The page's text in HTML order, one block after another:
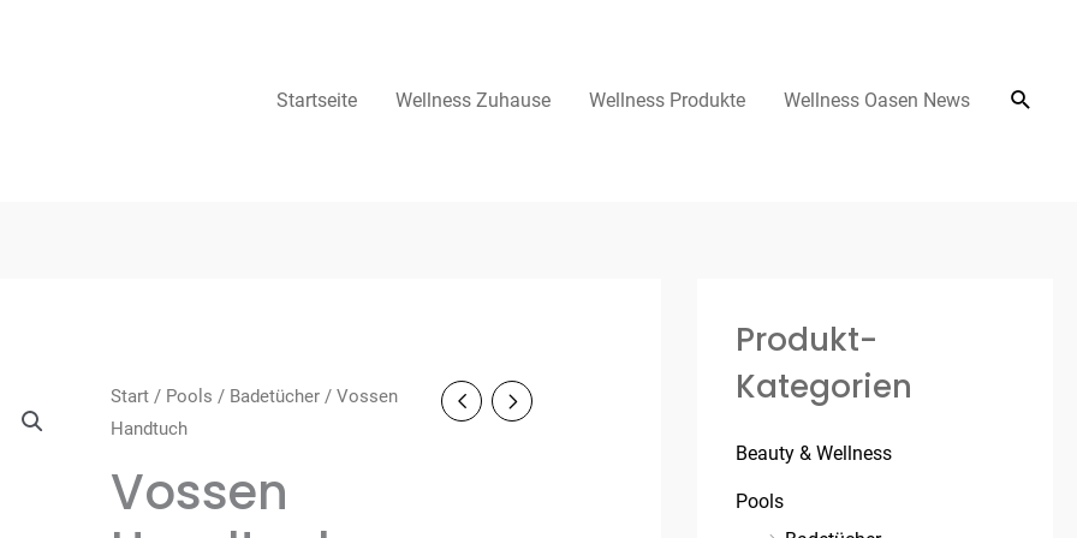
Startseite Wellness Zuhause Wellness Produkte Wellness Oasen News
Start/ Pools / Badetücher/ Vossen
Handtuch
Vossen
Produkt-
Kategorien
Beauty & Wellness
Pools